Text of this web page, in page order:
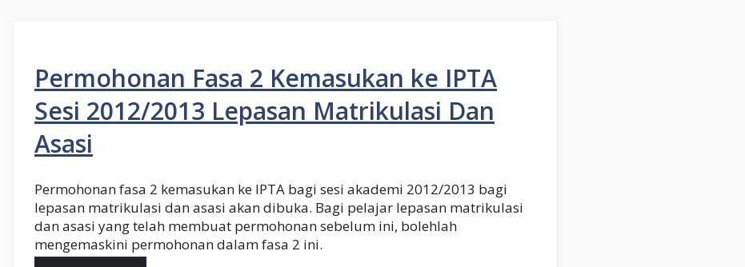
Permohonan Fasa 2 Kemasukan ke IPTA
Sesi 2012/2013 Lepasan Matrikulasi Dan
Asasi
Permohonan fasa 2 kemasukan ke IPTA bagi sesi akademi 2012/2013 bagi
lepasan matrikulasi dan asasi akan dibuka. Bagi pelajar lepasan matrikulasi
dan asasi yang telah membuat permohonan sebelum ini, bolehlah
mengemaskini permohonan dalam fasa 2 ini.